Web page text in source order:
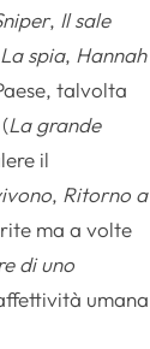
, Il sale
La spia, Hannah
talvolta
La grande
il
, Ritorno a
ma a volte
di uno
umana